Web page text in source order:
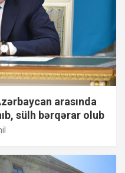
arasında
sülh bərqərar olub